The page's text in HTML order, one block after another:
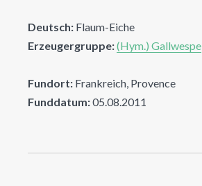
Deutsch: Flaum-Eiche
Erzeugergruppe:(Hym.) Gallwespe
Fundort: Frankreich, Provence
Funddatum:05.08.2011